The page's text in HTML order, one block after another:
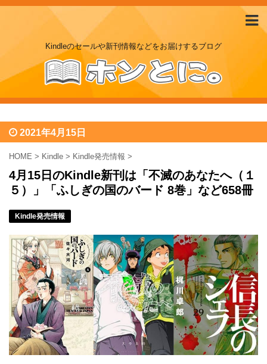
Kindleのセールや新刊情報などをお届けするブログ
2021年4月15日
HOME > Kindle > Kindle発売情報 >
4月15日のKindle新刊は「不滅のあなたへ（１
５）」「ふしぎの国のバード 8巻」など658冊
Kindle発売情報